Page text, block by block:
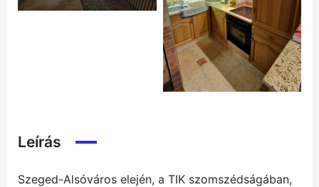
Leírás
Szeged-Alsóváros elején, a TIK szomszédságában,